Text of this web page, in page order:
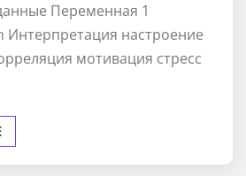
Переменная 1
Интерпретация настроение
мотивация стресс